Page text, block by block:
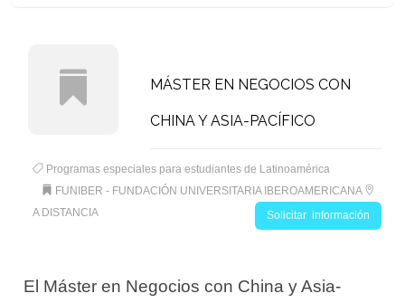
MÁSTER EN NEGOCIOS CON
CHINA Y ASIA-PACÍFICO
Programas especiales para estudiantes de Latinoamérica
FUNIBER - FUNDACIÓN UNIVERSITARIA IBEROAMERICANA
A DISTANCIA
Solicitar información
El Máster en Negocios con China y Asia-